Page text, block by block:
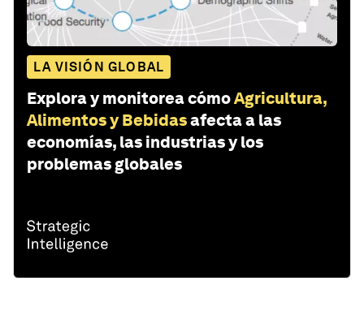
LA VISIÓN GLOBAL
Explora y monitorea cómoAgricultura,
Alimentos y Bebidasafecta a las
economías, las industrias y los
problemas globales